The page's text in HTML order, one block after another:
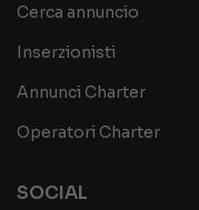
Cerca annuncio
Inserzionisti
Annunci Charter
Operatori Charter
SOCIAL